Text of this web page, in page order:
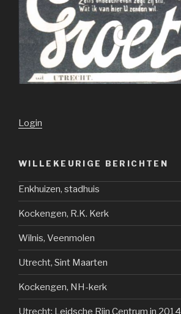
Login
WILLEKEURIGE BERICHTEN
Enkhuizen, stadhuis
Kockengen, R.K. Kerk
Wilnis, Veenmolen
Utrecht, Sint Maarten
Kockengen, NH-kerk
Utrecht: Leidsche Rijn Centrum in 2014